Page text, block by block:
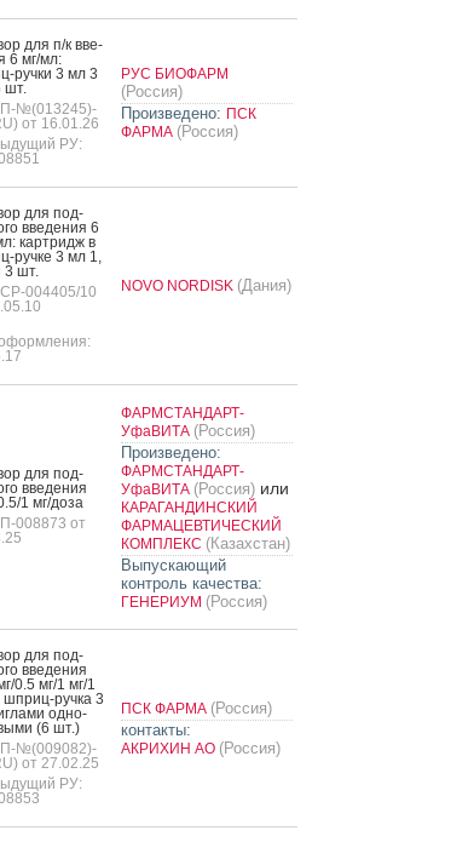
для п/к вве­
6 мг/мл:
руч­ки 3 мл 3
шт.
№(013245)-
от 16.01.26
РУ:
РУС БИОФАРМ
(Россия)
Произведено: ПСК
ФАРМА (Россия)
для под­
вве­дения 6
кар­тридж в
руч­ке 3 мл 1,
3 шт.
004405/10
NOVO NORDISK (Дания)
для под­
вве­дения
1 мг/до­за
008873 от
ФАРМСТАНДАРТ-
УфаВИТА (Россия)
Произведено:
ФАРМСТАНДАРТ-
УфаВИТА (Россия)или
КАРАГАНДИНСКИЙ
ФАРМАЦЕВТИЧЕСКИЙ
КОМПЛЕКС (Казахстан)
Выпускающий
контроль качества:
ГЕНЕРИУМ (Россия)
для под­
вве­дения
0.5 мг/1 мг/1
шприц-руч­ка 3
од­но­
(6 шт.)
№(009082)-
от 27.02.25
РУ:
ПСК ФАРМА (Россия)
контакты:
АКРИХИН АО (Россия)